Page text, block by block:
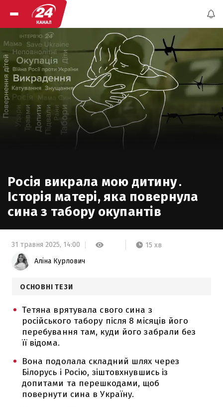
Росія викрала мою дитину․
Історія матері, яка повернула
сина з табору окупантів
31 травня 2025, 14:00
15 хв
Аліна Курлович
ОСНОВНІ ТЕЗИ
Тетяна врятувала свого сина з
російського табору після 8 місяців його
перебування там, куди його забрали без
її відома.
Вона подолала складний шлях через
Білорусь і Росію, зіштовхнувшись із
допитами та перешкодами, щоб
повернути сина в Україну.